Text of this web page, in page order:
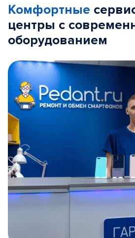
Комфортные
центры с
оборудованием